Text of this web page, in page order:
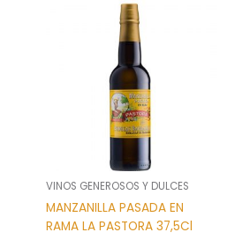
VINOS GENEROSOS Y DULCES
MANZANILLA PASADA EN
RAMA LA PASTORA 37,5Cl